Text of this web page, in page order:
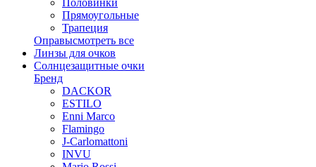
Прямоугольные
Трапеция
Оправысмотреть все
Линзы для очков
Солнцезащитные очки
Бренд
DACKOR
ESTILO
Enni Marco
Flamingo
J-Carlomattoni
INVU